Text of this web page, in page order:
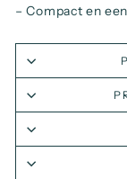
– Compact en